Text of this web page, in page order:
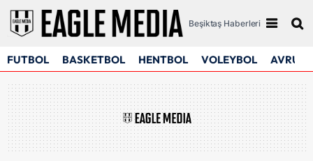
Beşiktaş Haberleri
FUTBOL BASKETBOL HENTBOL VOLEYBOL